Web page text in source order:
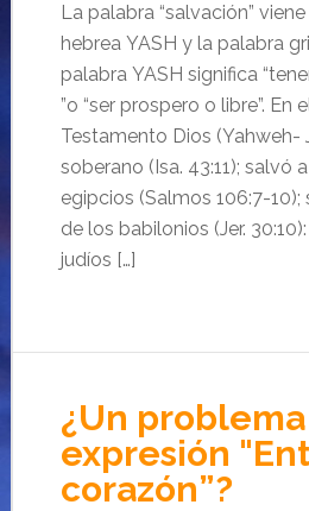
La palabra “salvación”
hebrea YASH y la palabra
palabra YASH significa
”o “ser prospero o libre”. En
Testamento Dios (Yahweh-
soberano (Isa. 43:11); salvó
egipcios (Salmos 106:7-10);
de los babilonios (Jer.
judíos […]
¿Un
expresión
corazón”?